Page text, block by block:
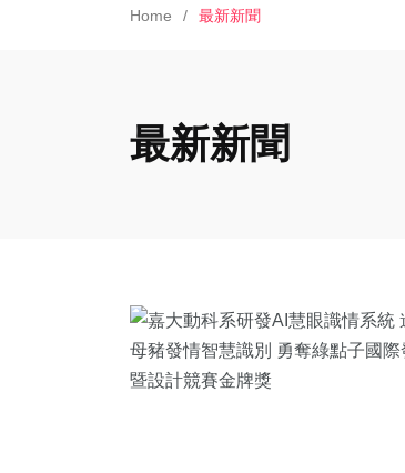
Home 最新新聞
最新新聞